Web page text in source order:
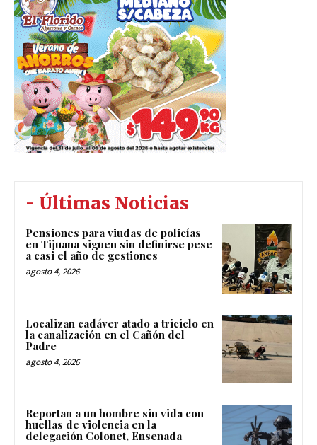
- Últimas Noticias
Pensiones para viudas de policías
en Tijuana siguen sin definirse pese
a casi el año de gestiones
agosto 4, 2026
Localizan cadáver atado a triciclo en
la canalización en el Cañón del
Padre
agosto 4, 2026
Reportan a un hombre sin vida con
huellas de violencia en la
delegación Colonet, Ensenada